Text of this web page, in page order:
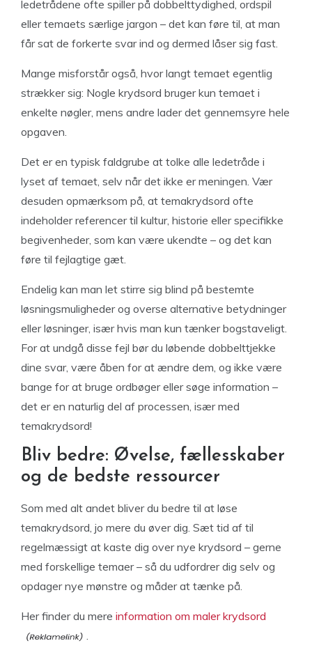
ledetrådene ofte spiller på dobbelttydighed, ordspil
eller temaets særlige jargon – det kan føre til, at man
får sat de forkerte svar ind og dermed låser sig fast.
Mange misforstår også, hvor langt temaet egentlig
strækker sig: Nogle krydsord bruger kun temaet i
enkelte nøgler, mens andre lader det gennemsyre hele
opgaven.
Det er en typisk faldgrube at tolke alle ledetråde i
lyset af temaet, selv når det ikke er meningen. Vær
desuden opmærksom på, at temakrydsord ofte
indeholder referencer til kultur, historie eller specifikke
begivenheder, som kan være ukendte – og det kan
føre til fejlagtige gæt.
Endelig kan man let stirre sig blind på bestemte
løsningsmuligheder og overse alternative betydninger
eller løsninger, især hvis man kun tænker bogstaveligt.
For at undgå disse fejl bør du løbende dobbelttjekke
dine svar, være åben for at ændre dem, og ikke være
bange for at bruge ordbøger eller søge information –
det er en naturlig del af processen, især med
temakrydsord!
Bliv bedre: Øvelse, fællesskaber
og de bedste ressourcer
Som med alt andet bliver du bedre til at løse
temakrydsord, jo mere du øver dig. Sæt tid af til
regelmæssigt at kaste dig over nye krydsord – gerne
med forskellige temaer – så du udfordrer dig selv og
opdager nye mønstre og måder at tænke på.
Her finder du mere information om maler krydsord